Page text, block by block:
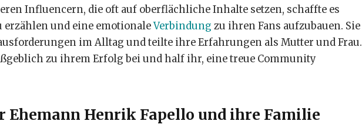
Influencern, die oft auf oberflächliche Inhalte setzen, schaffte es
erzählen und eine emotionaleVerbindung zu ihren Fans aufzubauen. Sie
im Alltag und teilte ihre Erfahrungen als Mutter und Frau.
zu ihrem Erfolg bei und half ihr, eine treue Community
Ehemann Henrik Fapello und ihre Familie